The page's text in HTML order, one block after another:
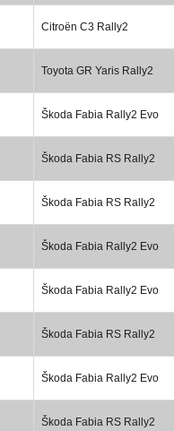
Citroën C3 Rally2
Toyota GR Yaris Rally2
Škoda Fabia Rally2 Evo
Škoda Fabia RS Rally2
Škoda Fabia RS Rally2
Škoda Fabia Rally2 Evo
Škoda Fabia Rally2 Evo
Škoda Fabia RS Rally2
Škoda Fabia Rally2 Evo
Škoda Fabia RS Rally2